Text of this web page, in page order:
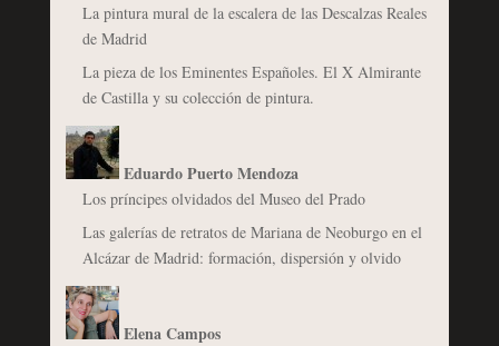
La pintura mural de la escalera de las Descalzas Reales
de Madrid
La pieza de los Eminentes Españoles. El X Almirante
de Castilla y su colección de pintura.
Eduardo Puerto Mendoza
Los príncipes olvidados del Museo del Prado
Las galerías de retratos de Mariana de Neoburgo en el
Alcázar de Madrid: formación, dispersión y olvido
Elena Campos